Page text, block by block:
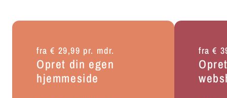
fra € 29,99 pr. mdr.
Opret din egen
hjemmeside
fra €